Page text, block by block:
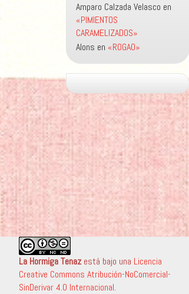
Amparo Calzada Velasco en
«PIMIENTOS
CARAMELIZADOS»
Alons en «ROGAO»
La Hormiga Tenazestá bajo una Licencia
Creative Commons Atribución-NoComercial-
SinDerivar 4.0 Internacional.